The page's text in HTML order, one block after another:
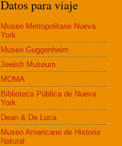
Datos para viaje
Museo Metropolitano Nueva
York
Museo Guggenheim
Jewish Museum
MOMA
Biblioteca Pública de Nueva
York
Dean & De Luca
Museo Americano de Historia
Natural